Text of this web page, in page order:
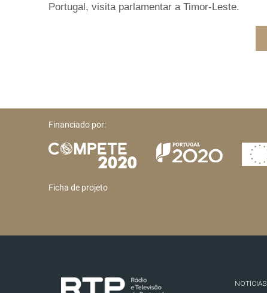
Portugal, visita parlamentar a Timor-Leste.
Financiado por:
Ficha de projeto
NOTÍCIAS